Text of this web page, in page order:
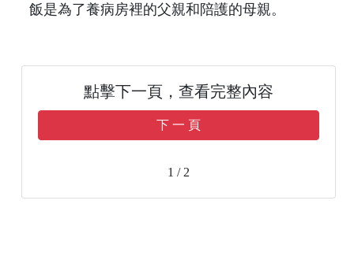
飯是為了養病房裡的父親和陪護的母親。
點擊下一頁，查看完整內容
下 一 頁
1 / 2